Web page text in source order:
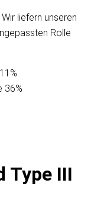
liefern unseren
Rolle
36%
Type III